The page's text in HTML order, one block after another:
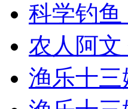
科学钓
农人阿
渔乐十三